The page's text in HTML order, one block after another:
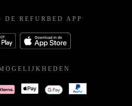
DE REFURBED APP